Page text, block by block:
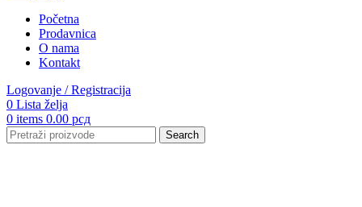
Početna
Prodavnica
O nama
Kontakt
Logovanje / Registracija
0 Lista želja
0 items 0.00 рсд
Search